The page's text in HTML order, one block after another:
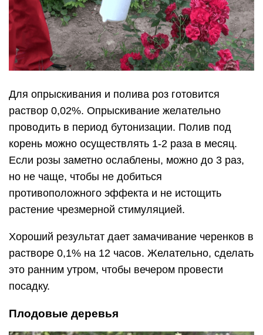
Для опрыскивания и полива роз готовится
раствор 0,02%. Опрыскивание желательно
проводить в период бутонизации. Полив под
корень можно осуществлять 1-2 раза в месяц.
Если розы заметно ослаблены, можно до 3 раз,
но не чаще, чтобы не добиться
противоположного эффекта и не истощить
растение чрезмерной стимуляцией.
Хороший результат дает замачивание черенков в
растворе 0,1% на 12 часов. Желательно, сделать
это ранним утром, чтобы вечером провести
посадку.
Плодовые деревья